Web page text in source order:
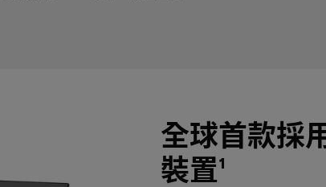
全球首款採
裝置¹